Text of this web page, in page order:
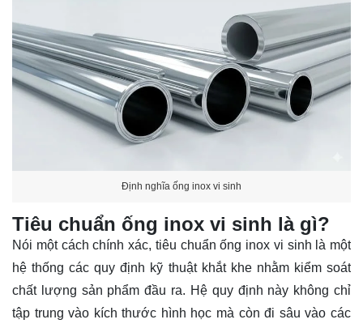
Định nghĩa ống inox vi sinh
Tiêu chuẩn ống inox vi sinh là gì?
Nói một cách chính xác, tiêu chuẩn ống inox vi sinh là một
hệ thống các quy định kỹ thuật khắt khe nhằm kiểm soát
chất lượng sản phẩm đầu ra. Hệ quy định này không chỉ
tập trung vào kích thước hình học mà còn đi sâu vào các